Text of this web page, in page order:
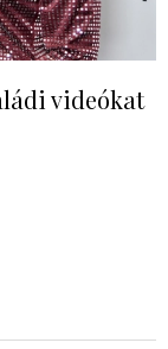
videókat